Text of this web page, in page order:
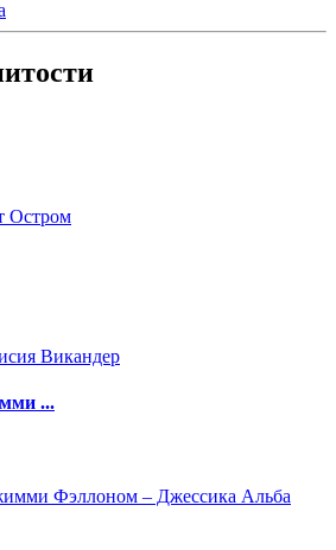
...